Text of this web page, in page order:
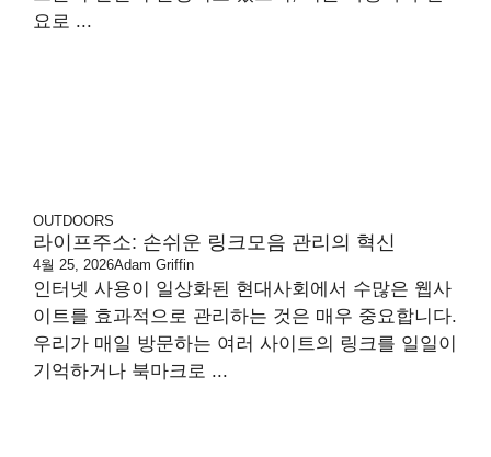
요로 ...
OUTDOORS
라이프주소: 손쉬운 링크모음 관리의 혁신
4월 25, 2026Adam Griffin
인터넷 사용이 일상화된 현대사회에서 수많은 웹사
이트를 효과적으로 관리하는 것은 매우 중요합니다.
우리가 매일 방문하는 여러 사이트의 링크를 일일이
기억하거나 북마크로 ...